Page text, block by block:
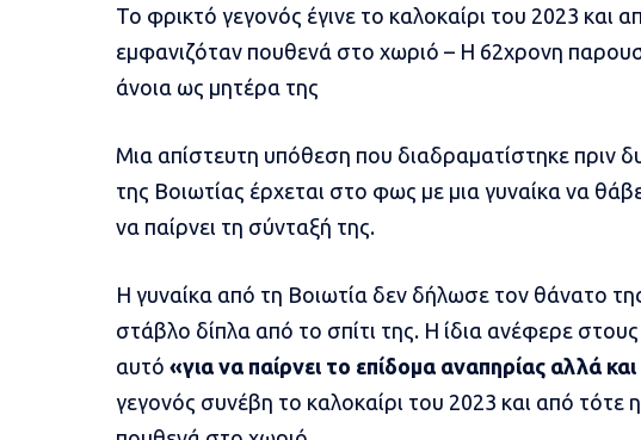
Το φρικτό γεγονός έγινε το καλοκαίρι του 2023 και
εμφανιζόταν πουθενά στο χωριό – Η 62χρονη
άνοια ως μητέρα της
Μια απίστευτη υπόθεση που διαδραματίστηκε πριν
της Βοιωτίας έρχεται στο φως με μια γυναίκα να
να παίρνει τη σύνταξή της.
Η γυναίκα από τη Βοιωτία δεν δήλωσε τον θάνατο
στάβλο δίπλα από το σπίτι της. Η ίδια ανέφερε
αυτό «για να παίρνει το επίδομα αναπηρίας αλλά
γεγονός συνέβη το καλοκαίρι του 2023 και από τότε